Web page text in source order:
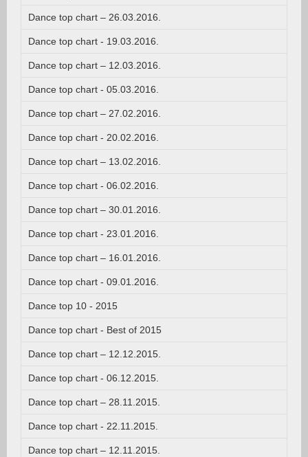
Dance top chart – 26.03.2016.
Dance top chart - 19.03.2016.
Dance top chart – 12.03.2016.
Dance top chart - 05.03.2016.
Dance top chart – 27.02.2016.
Dance top chart - 20.02.2016.
Dance top chart – 13.02.2016.
Dance top chart - 06.02.2016.
Dance top chart – 30.01.2016.
Dance top chart - 23.01.2016.
Dance top chart – 16.01.2016.
Dance top chart - 09.01.2016.
Dance top 10 - 2015
Dance top chart - Best of 2015
Dance top chart – 12.12.2015.
Dance top chart - 06.12.2015.
Dance top chart – 28.11.2015.
Dance top chart - 22.11.2015.
Dance top chart – 12.11.2015.